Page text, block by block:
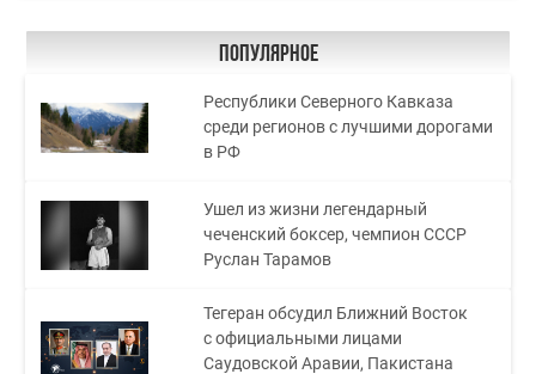
Популярное
Республики Северного Кавказа
среди регионов с лучшими дорогами
в РФ
Ушел из жизни легендарный
чеченский боксер, чемпион СССР
Руслан Тарамов
Тегеран обсудил Ближний Восток
с официальными лицами
Саудовской Аравии, Пакистана